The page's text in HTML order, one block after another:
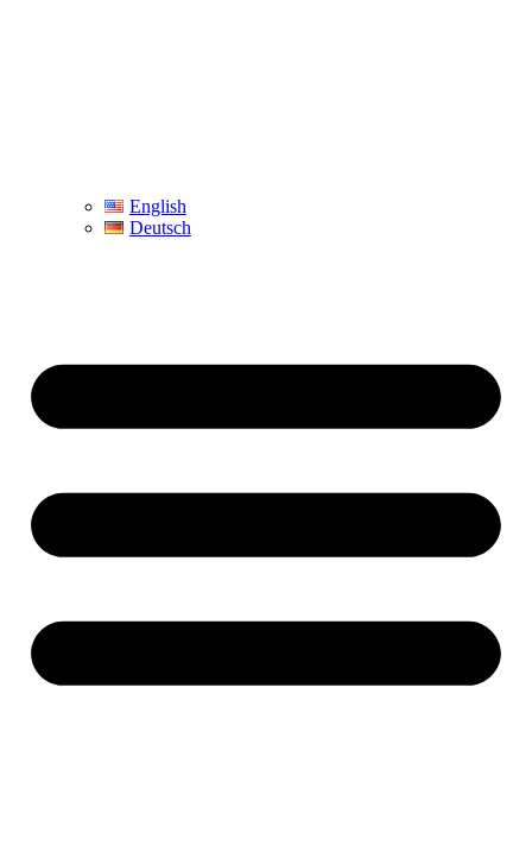
English
Deutsch